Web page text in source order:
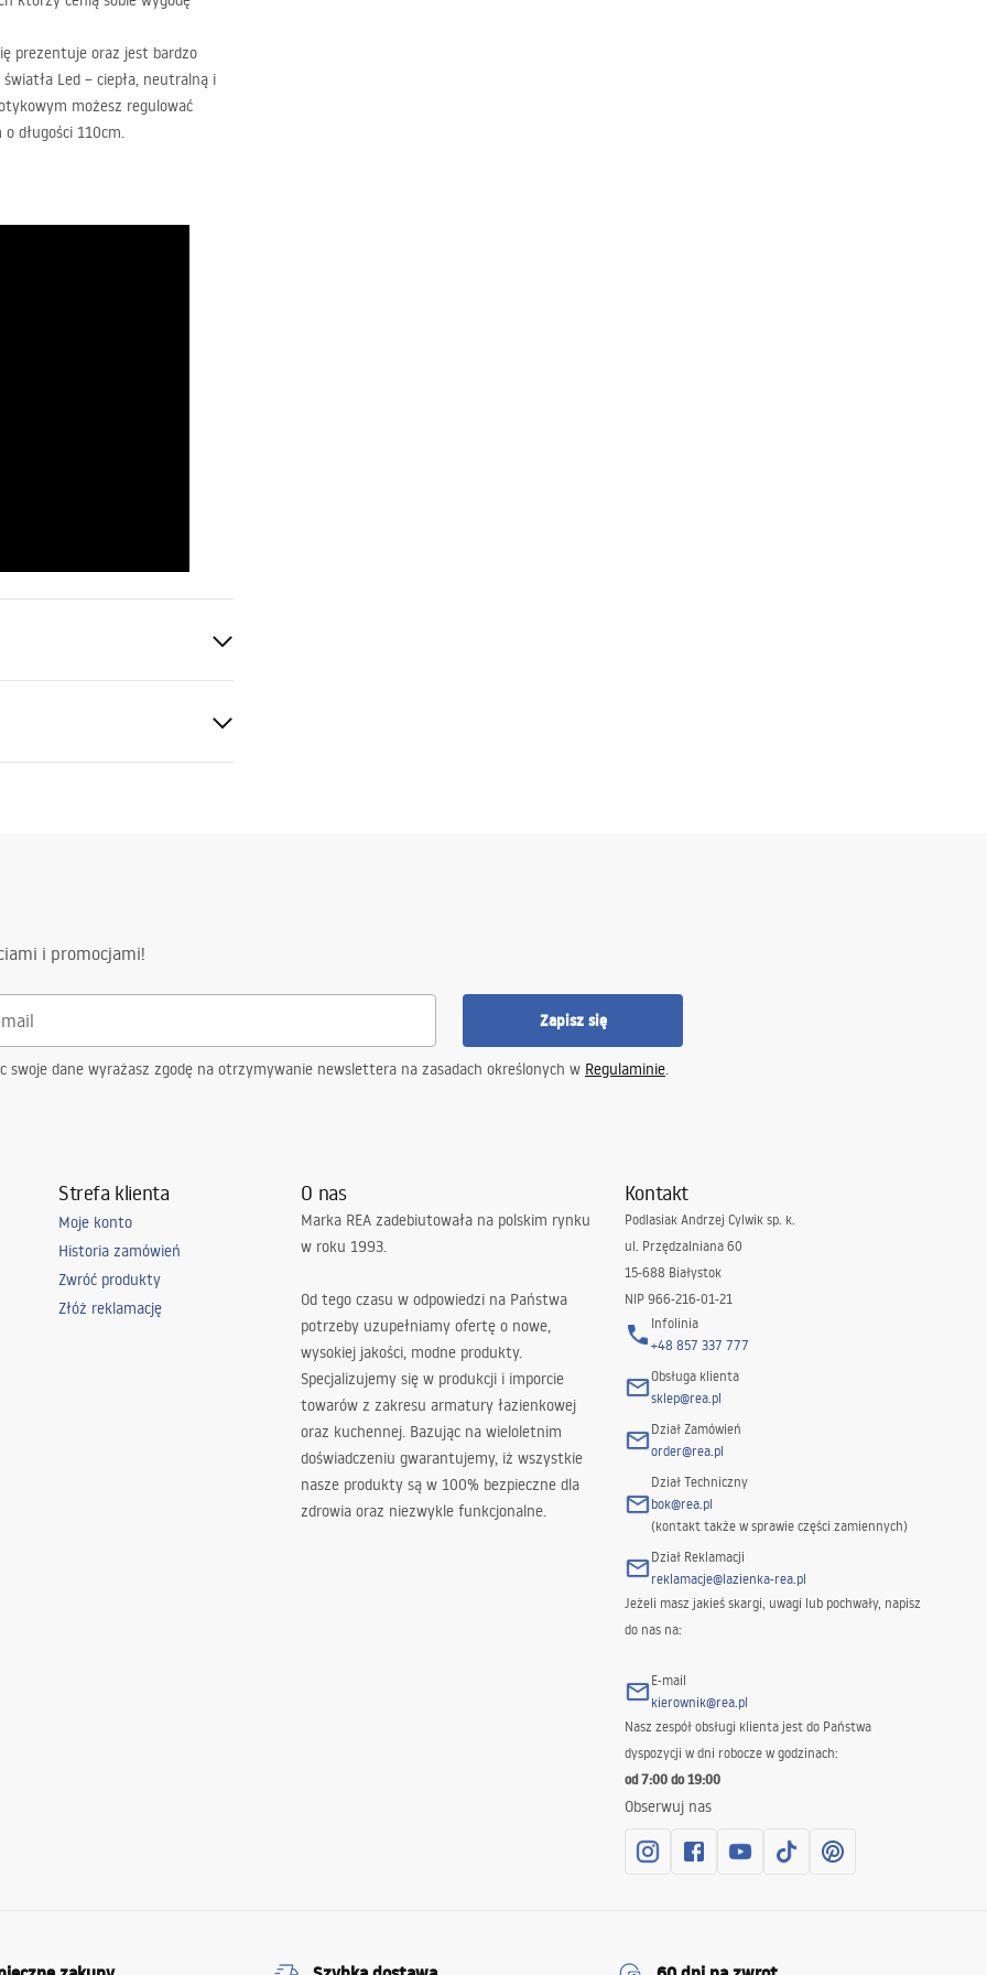
prezentuje oraz jest bardzo
Led – ciepła, neutralną i
możesz regulować
długości 110cm.
i promocjami!
Zapisz się
swoje dane wyrażasz zgodę na otrzymywanie newslettera na zasadach określonych w Regulaminie.
Strefa klienta
Moje konto
Historia zamówień
Zwróć produkty
Złóż reklamację
O nas
Marka REA zadebiutowała na polskim rynku
w roku 1993.
Od tego czasu w odpowiedzi na Państwa
potrzeby uzupełniamy ofertę o nowe,
wysokiej jakości, modne produkty.
Specjalizujemy się w produkcji i imporcie
towarów z zakresu armatury łazienkowej
oraz kuchennej. Bazując na wieloletnim
doświadczeniu gwarantujemy, iż wszystkie
nasze produkty są w 100% bezpieczne dla
zdrowia oraz niezwykle funkcjonalne.
Kontakt
Podlasiak Andrzej Cylwik sp. k.
ul. Przędzalniana 60
15-688 Białystok
NIP 966-216-01-21
Infolinia
+48 857 337 777
Obsługa klienta
sklep@rea.pl
Dział Zamówień
order@rea.pl
Dział Techniczny
bok@rea.pl
(kontakt także w sprawie części zamiennych)
Dział Reklamacji
reklamacje@lazienka-rea.pl
Jeżeli masz jakieś skargi, uwagi lub pochwały, napisz
do nas na:
E-mail
kierownik@rea.pl
Nasz zespół obsługi klienta jest do Państwa
dyspozycji w dni robocze w godzinach:
od 7:00 do 19:00
Obserwuj nas